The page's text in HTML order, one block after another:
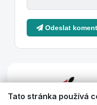
Odeslat
Tato stránka používá